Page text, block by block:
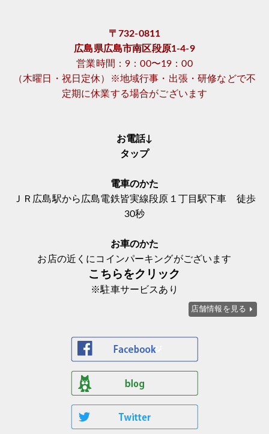
〒732-0811
広島県広島市南区段原1-4-9
営業時間：9：00〜19：00
（木曜日・祝日定休）※地域行事・出張・研修などで不
定期に休業する場合がございます
お電話↓
タップ
電車のかた
ＪＲ広島駅から広島電鉄皆実線段原１丁目駅下車 徒歩
30秒
お車のかた
お店の近くにコインパーキングがございます
こちらをクリック
※駐車サービスあり
店舗情報を見る